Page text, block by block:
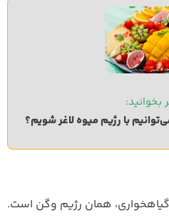
بخوانید:
گیاهخواری، همان رژیم وگن است.